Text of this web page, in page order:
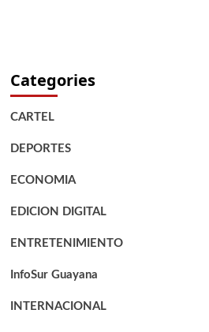
Categories
CARTEL
DEPORTES
ECONOMIA
EDICION DIGITAL
ENTRETENIMIENTO
InfoSur Guayana
INTERNACIONAL